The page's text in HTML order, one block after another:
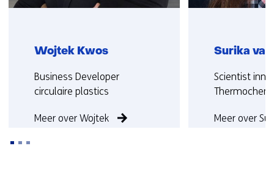
Wojtek Kwos
Functie:
Business Developer
circulaire plastics
Meer over Wojtek
Surika
Functie:
Scientist
Meer over